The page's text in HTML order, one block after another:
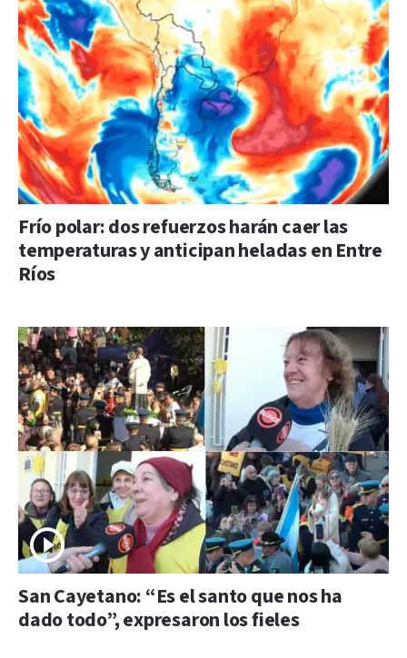
Frío polar: dos refuerzos harán caer las
temperaturas y anticipan heladas en Entre
Ríos
San Cayetano: “Es el santo que nos ha
dado todo”, expresaron los fieles